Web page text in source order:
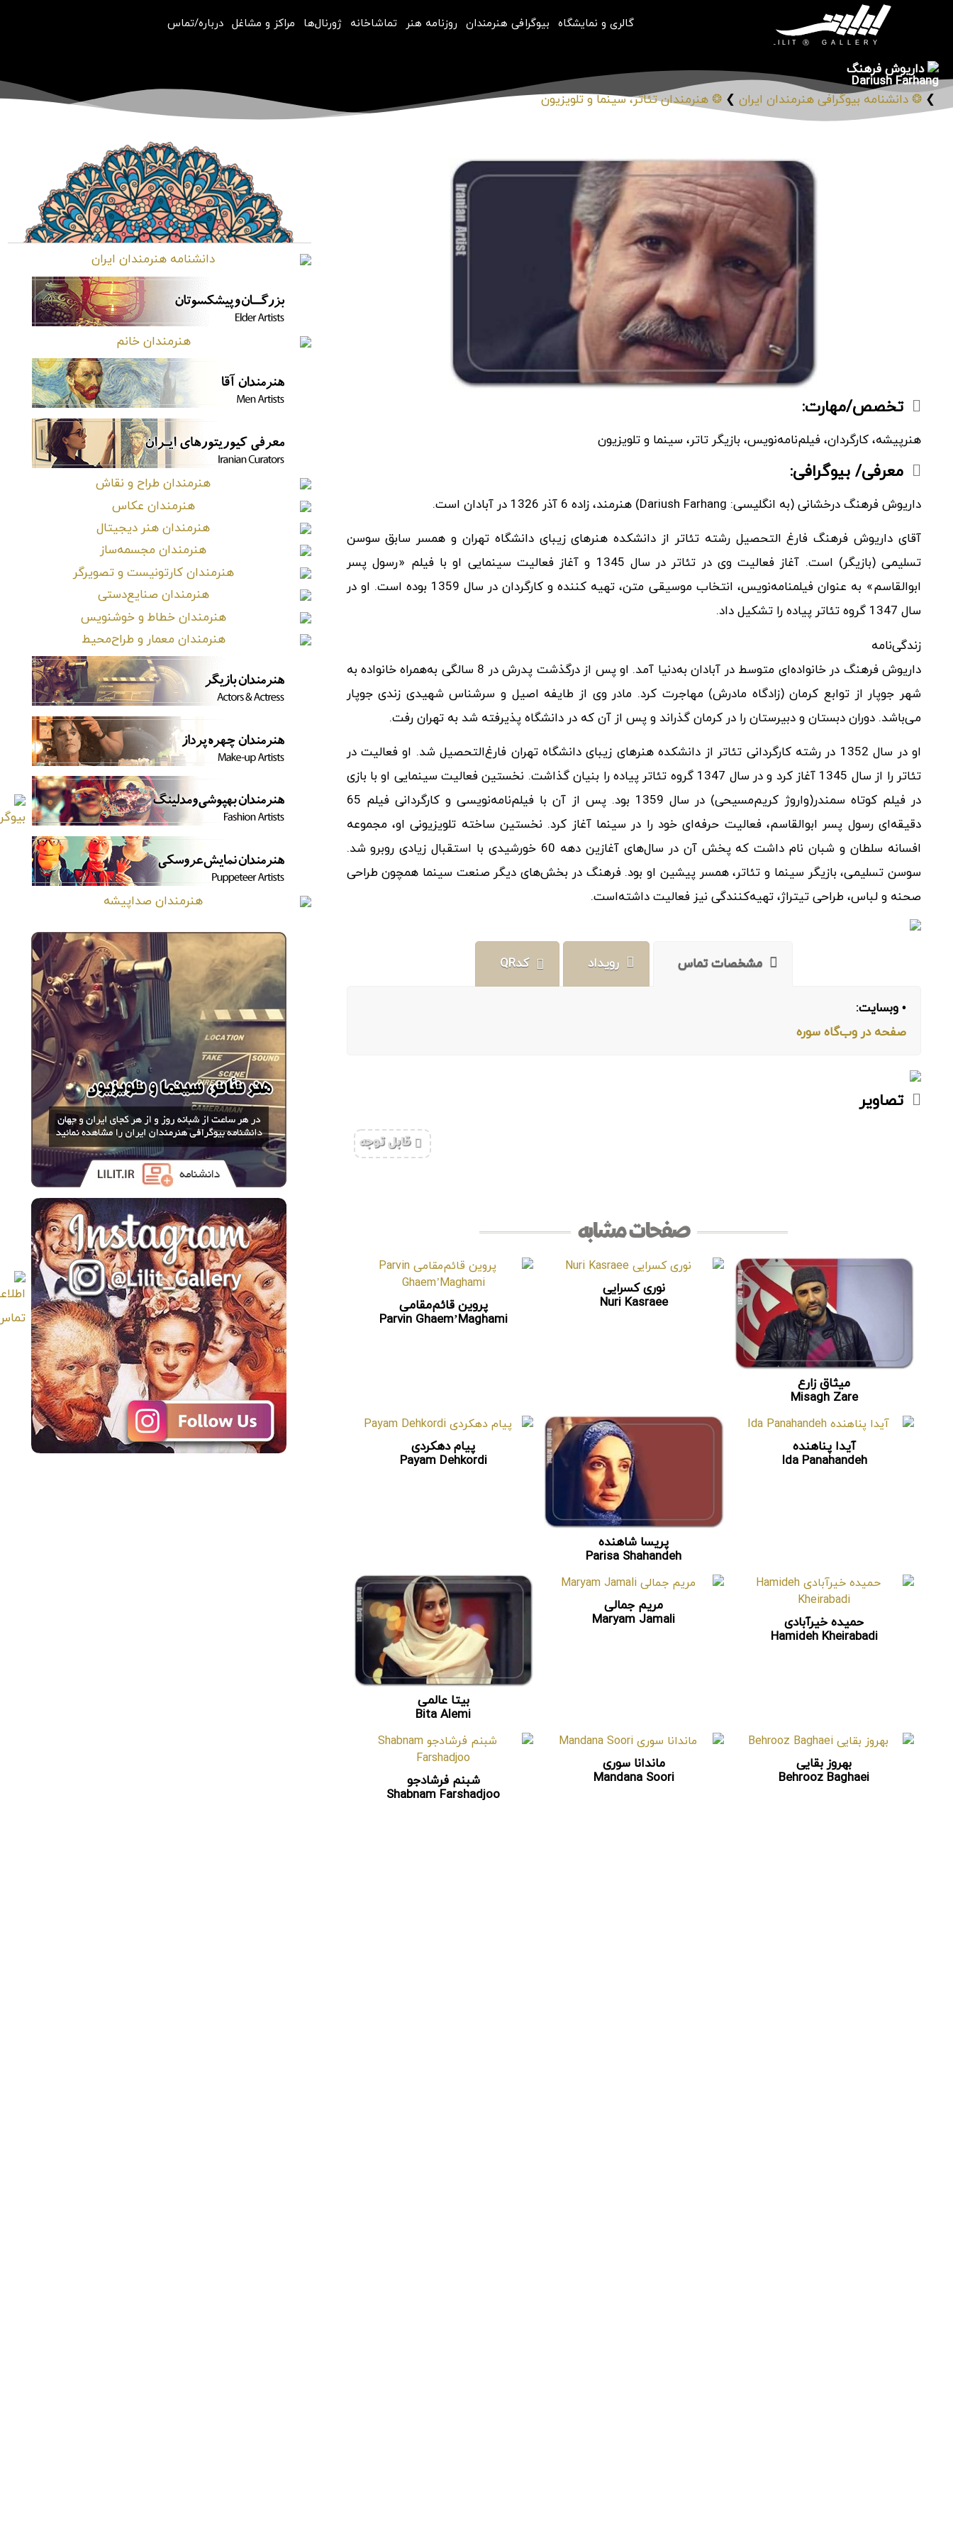
گالری و نمایشگاه بیوگرافی هنرمندان روزنامه هنر تماشاخانه ژورنال‌ها مراکز و مشاغل درباره/تماس
داریوش فرهنگ
Dariush Farhang
❯ ❂ دانشنامه بیوگرافی هنرمندان ایران ❯ ❂ هنرمندان تئاتر، سینما و تلویزیون
تخصص/مهارت:
هنرپیشه، کارگردان، فیلم‌نامه‌نویس، بازیگر تاتر، سینما و تلویزیون
معرفی/ بیوگرافی:
داریوش فرهنگ درخشانی (به انگلیسی: Dariush Farhang) هنرمند، زاده 6 آذر 1326 در آبادان است.
آقای داریوش فرهنگ فارغ التحصیل رشته تئاتر از دانشکده هنرهای زیبای دانشگاه تهران و همسر سابق سوسن
تسلیمی (بازیگر) است. آغاز فعالیت وی در تئاتر در سال 1345 و آغاز فعالیت سینمایی او با فیلم «رسول پسر
ابوالقاسم» به عنوان فیلمنامه‌نویس، انتخاب موسیقی متن، تهیه کننده و کارگردان در سال 1359 بوده است. او در
سال 1347 گروه تئاتر پیاده را تشکیل داد.
زندگی‌نامه
داریوش فرهنگ در خانواده‌ای متوسط در آبادان به‌دنیا آمد. او پس از درگذشت پدرش در 8 سالگی به‌همراه خانواده به
شهر جوپار از توابع کرمان (زادگاه مادرش) مهاجرت کرد. مادر وی از طایفه اصیل و سرشناس شهیدی زندی جوپار
می‌باشد. دوران دبستان و دبیرستان را در کرمان گذراند و پس از آن که در دانشگاه پذیرفته شد به تهران رفت.
او در سال 1352 در رشته کارگردانی تئاتر از دانشکده هنرهای زیبای دانشگاه تهران فارغ‌التحصیل شد. او فعالیت در
تئاتر را از سال 1345 آغاز کرد و در سال 1347 گروه تئاتر پیاده را بنیان گذاشت. نخستین فعالیت سینمایی او با بازی
در فیلم کوتاه سمندر(واروژ کریم‌مسیحی) در سال 1359 بود. پس از آن با فیلم‌نامه‌نویسی و کارگردانی فیلم 65
دقیقه‌ای رسول پسر ابوالقاسم، فعالیت حرفه‌ای خود را در سینما آغاز کرد. نخستین ساخته تلویزیونی او، مجموعه
افسانه سلطان و شبان نام داشت که پخش آن در سال‌های آغازین دهه 60 خورشیدی با استقبال زیادی روبرو شد.
سوسن تسلیمی، بازیگر سینما و تئاتر، همسر پیشین او بود. فرهنگ در بخش‌های دیگر صنعت سینما همچون طراحی
صحنه و لباس، طراحی تیتراژ، تهیه‌کنندگی نیز فعالیت داشته‌است.
مشخصات تماس رویداد کدQR
• وبسایت:
صفحه در وب‌گاه سوره
تصاویر
‌قابل توجه
صفحات مشابه
میثاق زارع
Misagh Zare
نوری کسرایی
Nuri Kasraee
پروین قائم‌مقامی
Parvin Ghaem’Maghami
آیدا پناهنده
Ida Panahandeh
پریسا شاهنده
Parisa Shahandeh
پیام دهکردی
Payam Dehkordi
حمیده خیرآبادی
Hamideh Kheirabadi
مریم جمالی
Maryam Jamali
بیتا عالمی
Bita Alemi
بهروز بقایی
Behrooz Baghaei
ماندانا سوری
Mandana Soori
شبنم فرشادجو
Shabnam Farshadjoo